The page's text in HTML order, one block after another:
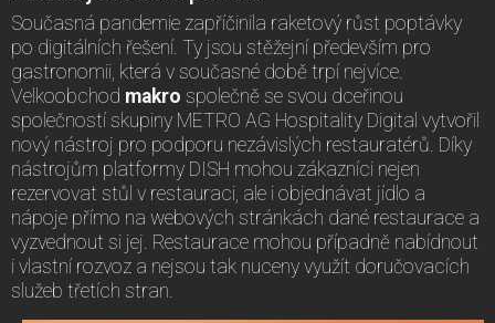
Současná pandemie zapříčinila raketový růst poptávky
po digitálních řešení. Ty jsou stěžejní především pro
gastronomii, která v současné době trpí nejvíce.
Velkoobchod makro společně se svou dceřinou
společností skupiny METRO AG Hospitality Digital vytvořil
nový nástroj pro podporu nezávislých restauratérů. Díky
nástrojům platformy DISH mohou zákazníci nejen
rezervovat stůl v restauraci, ale i objednávat jídlo a
nápoje přímo na webových stránkách dané restaurace a
vyzvednout si jej. Restaurace mohou případně nabídnout
i vlastní rozvoz a nejsou tak nuceny využít doručovacích
služeb třetích stran.